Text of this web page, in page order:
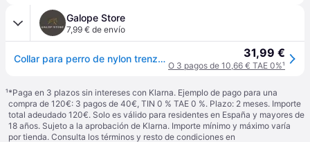
Galope Store
7,99 € de envío
Collar para perro de nylon trenzado Kentucky - Rouge 31,99 €
O 3 pagos de 10,66 € TAE 0%¹
¹*Paga en 3 plazos sin intereses con Klarna. Ejemplo de pago para una
compra de 120€: 3 pagos de 40€, TIN 0 % TAE 0 %. Plazo: 2 meses. Importe
total adeudado 120€. Solo es válido para residentes en España y mayores de
18 años. Sujeto a la aprobación de Klarna. Importe mínimo y máximo varía
por tienda. Consulta los términos y resto de condiciones en